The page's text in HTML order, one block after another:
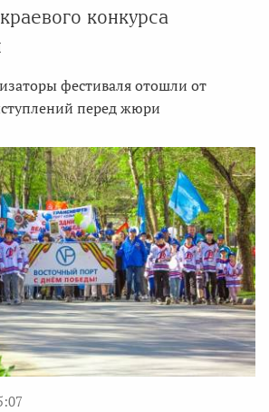
конкурса
фестиваля отошли от
перед жюри